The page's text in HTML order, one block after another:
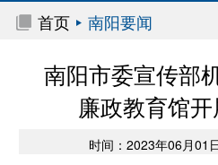
首页
南阳要闻
南阳市委宣传部
廉政教育馆
时间：2023年06月01